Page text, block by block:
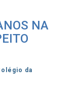
NA
da